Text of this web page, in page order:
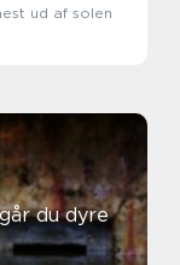
ud af solen